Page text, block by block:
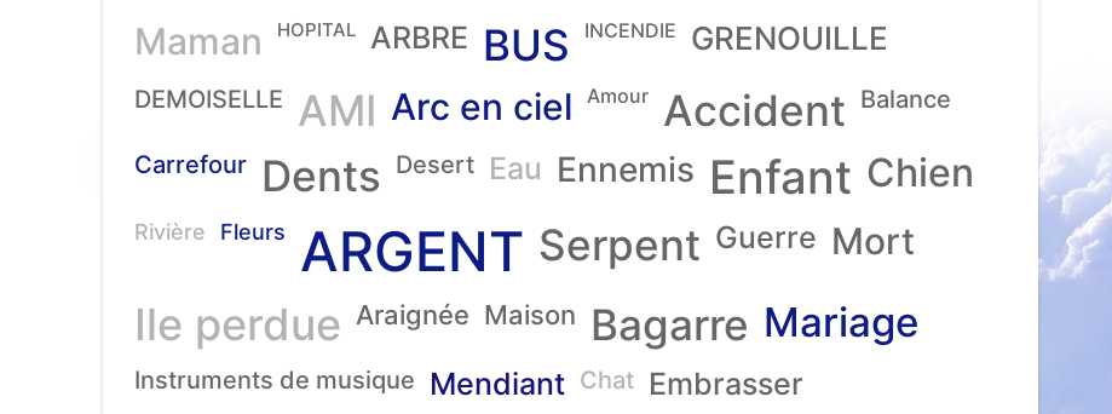
Maman HOPITAL ARBRE BUS INCENDIE GRENOUILLE
DEMOISELLE AMI Arc en ciel Amour Accident Balance
Carrefour Dents Desert Eau Ennemis Enfant Chien
Rivière Fleurs ARGENT Serpent Guerre Mort
Ile perdue Araignée Maison Bagarre Mariage
Instruments de musique Mendiant Chat Embrasser